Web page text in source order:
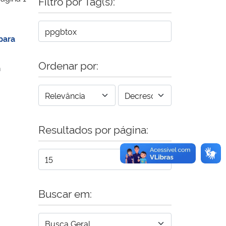
Ordenar por:
Resultados por página:
Buscar em: